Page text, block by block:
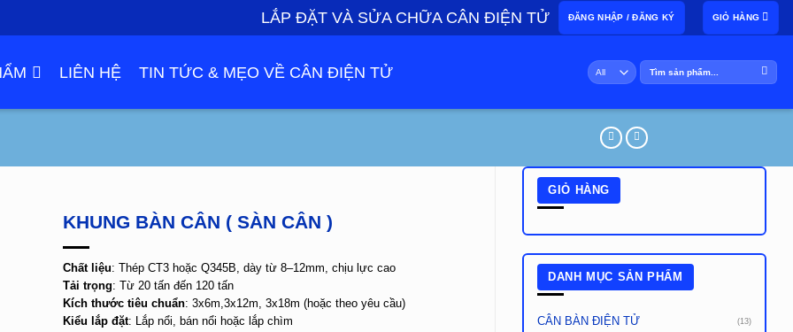
LẮP ĐẶT VÀ SỬA CHỮA CÂN ĐIỆN TỬ ĐĂNG NHẬP / ĐĂNG KÝ GIỎ HÀNG
LIÊN HỆ TIN TỨC & MẸO VỀ CÂN ĐIỆN TỬ
Tìm
kiếm:
GIỎ HÀNG
DANH MỤC SẢN PHẨM
CÂN BÀN ĐIỆN TỬ (13)
KHUNG BÀN CÂN ( SÀN CÂN )
Chất liệu: Thép CT3 hoặc Q345B, dày từ 8–12mm, chịu lực cao
Tải trọng: Từ 20 tấn đến 120 tấn
Kích thước tiêu chuẩn: 3x6m,3x12m, 3x18m (hoặc theo yêu cầu)
Kiểu lắp đặt: Lắp nổi, bán nổi hoặc lắp chìm